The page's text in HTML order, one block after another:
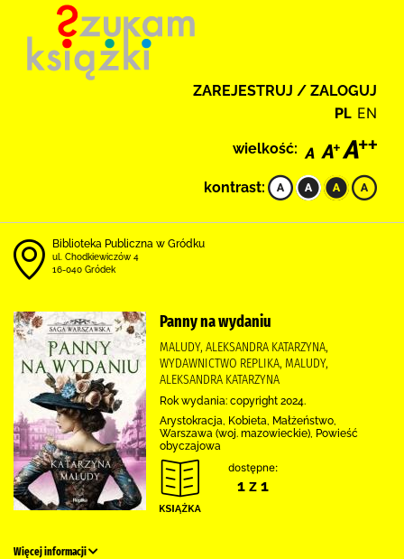
ZAREJESTRUJ / ZALOGUJ
PL EN
wielkość:
kontrast:
Biblioteka Publiczna w Gródku
ul. Chodkiewiczów 4
16-040 Gródek
Panny na wydaniu
MALUDY, ALEKSANDRA KATARZYNA,
WYDAWNICTWO REPLIKA, MALUDY,
ALEKSANDRA KATARZYNA
Rok wydania: copyright 2024.
Arystokracja, Kobieta, Małżeństwo,
Warszawa (woj. mazowieckie), Powieść
obyczajowa
dostępne:
1 z 1
Więcej informacji